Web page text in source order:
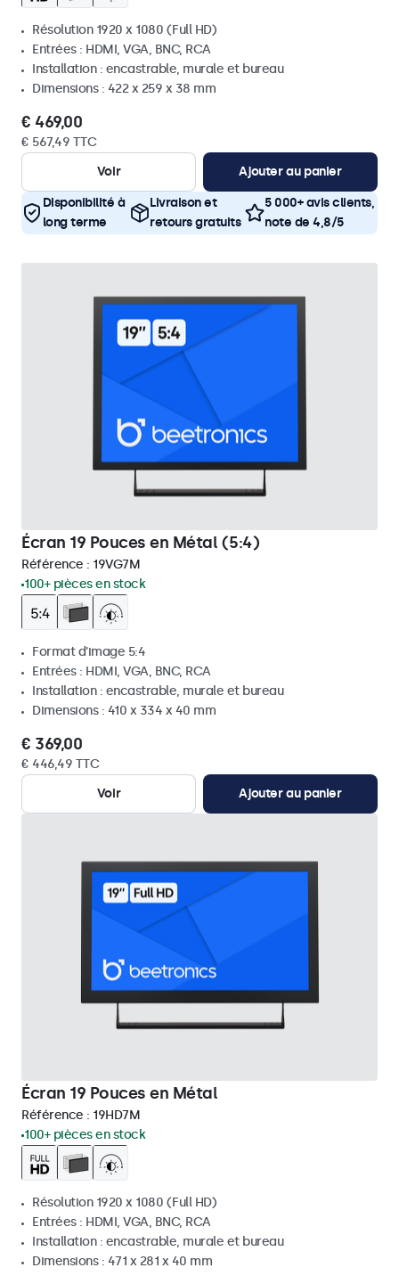
Résolution 1920 x 1080 (Full HD)
Entrées : HDMI, VGA, BNC, RCA
Installation : encastrable, murale et bureau
Dimensions : 422 x 259 x 38 mm
€ 469,00
€ 567,49 TTC
Voir
Ajouter au panier
Disponibilité à
long terme
Livraison et
retours gratuits
5 000+ avis clients,
note de 4,8/5
Écran 19 Pouces en Métal (5:4)
Référence : 19VG7M
100+ pièces en stock
Format d'image 5:4
Entrées : HDMI, VGA, BNC, RCA
Installation : encastrable, murale et bureau
Dimensions : 410 x 334 x 40 mm
€ 369,00
€ 446,49 TTC
Voir
Ajouter au panier
Écran 19 Pouces en Métal
Référence : 19HD7M
100+ pièces en stock
Résolution 1920 x 1080 (Full HD)
Entrées : HDMI, VGA, BNC, RCA
Installation : encastrable, murale et bureau
Dimensions : 471 x 281 x 40 mm